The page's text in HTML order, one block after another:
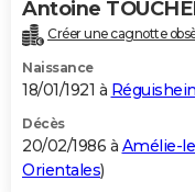
Antoine
Créer une cagnotte
Naissance
18/01/1921 à
Décès
20/02/1986 à Amélie-
Orientales)